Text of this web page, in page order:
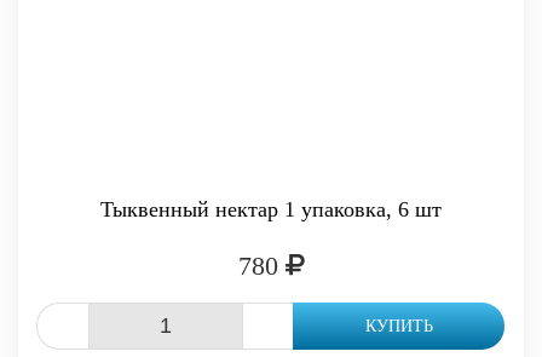
Тыквенный нектар 1 упаковка, 6 шт
780
КУПИТЬ